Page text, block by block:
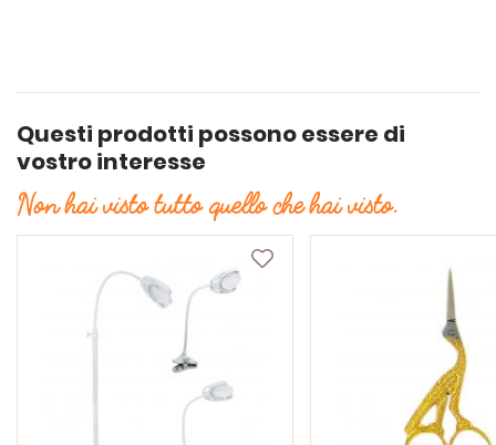
Questi prodotti possono essere di
vostro interesse
Non hai visto tutto quello che hai visto.